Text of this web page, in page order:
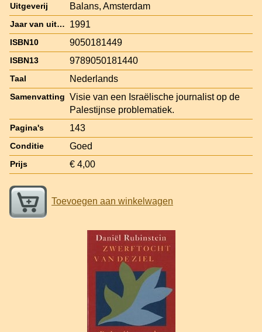
Uitgeverij Balans, Amsterdam
Jaar van uitgave 1991
ISBN10 9050181449
ISBN13 9789050181440
Taal Nederlands
Samenvatting Visie van een Israëlische journalist op de
Palestijnse problematiek.
Pagina's 143
Conditie Goed
Prijs € 4,00
Toevoegen aan winkelwagen